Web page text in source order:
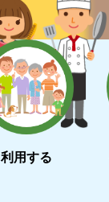
利用する